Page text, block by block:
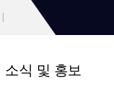
소식 및 홍보